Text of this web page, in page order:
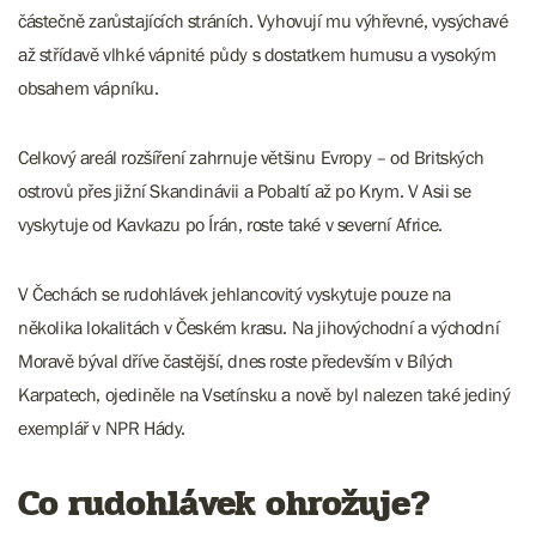
částečně zarůstajících stráních. Vyhovují mu výhřevné, vysýchavé
až střídavě vlhké vápnité půdy s dostatkem humusu a vysokým
obsahem vápníku.
Celkový areál rozšíření zahrnuje většinu Evropy – od Britských
ostrovů přes jižní Skandinávii a Pobaltí až po Krym. V Asii se
vyskytuje od Kavkazu po Írán, roste také v severní Africe.
V Čechách se rudohlávek jehlancovitý vyskytuje pouze na
několika lokalitách v Českém krasu. Na jihovýchodní a východní
Moravě býval dříve častější, dnes roste především v Bílých
Karpatech, ojediněle na Vsetínsku a nově byl nalezen také jediný
exemplář v NPR Hády.
Co rudohlávek ohrožuje?